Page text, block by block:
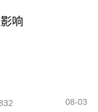
响
08-03